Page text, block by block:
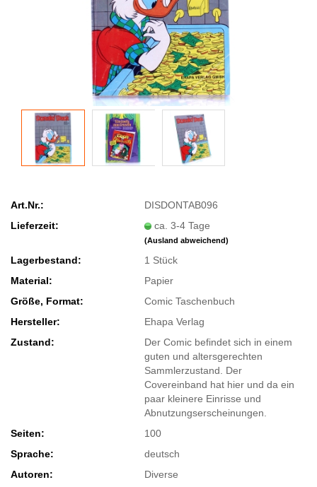
Art.Nr.:
DISDONTAB096
Lieferzeit:
ca. 3-4 Tage
(Ausland abweichend)
Lagerbestand: 1 Stück
Material:
Papier
Größe, Format:
Comic Taschenbuch
Hersteller:
Ehapa Verlag
Zustand:
Der Comic befindet sich in einem
guten und altersgerechten
Sammlerzustand. Der
Covereinband hat hier und da ein
paar kleinere Einrisse und
Abnutzungserscheinungen.
Seiten:
100
Sprache:
deutsch
Autoren:
Diverse